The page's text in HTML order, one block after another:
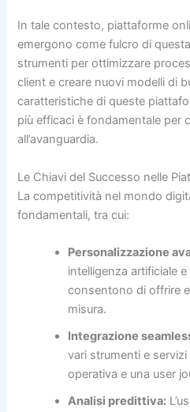
In tale contesto, piattaforme
emergono come fulcro di
strumenti per ottimizzare
client e creare nuovi modelli di
caratteristiche di queste
più efficaci è fondamentale per
all’avanguardia.
Le Chiavi del Successo nelle
La competitività nel mondo
fondamentali, tra cui:
Personalizzazione
intelligenza artificiale
consentono di offrire
misura.
Integrazione
vari strumenti e
operativa e una user
Analisi predittiva: